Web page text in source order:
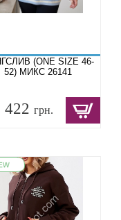
(ONE SIZE 46-
52) МИКС 26141
422грн.